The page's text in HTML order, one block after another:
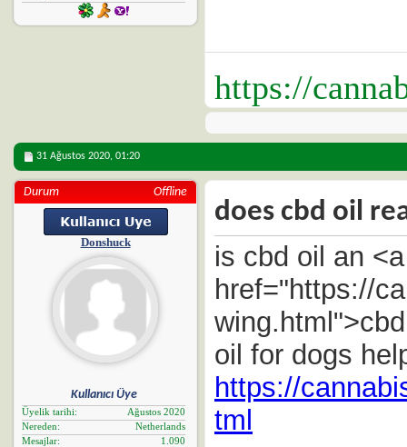
https://
31 Ağustos 2020, 01:20
Durum Offline
Donshuck
Kullanıcı Üye
Üyelik tarihi
Ağustos 2020
Nereden
Netherlands
Mesajlar
1.090
does cbd oil
is cbd oil an <a
href="https://
oil for dogs
https://
tml